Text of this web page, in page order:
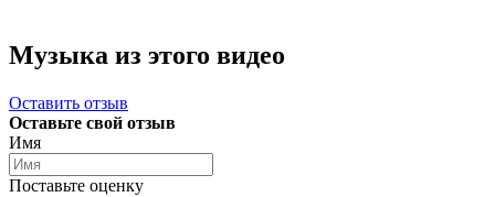
Музыка из этого видео
Оставить отзыв
Оставьте свой отзыв
Имя
Поставьте оценку